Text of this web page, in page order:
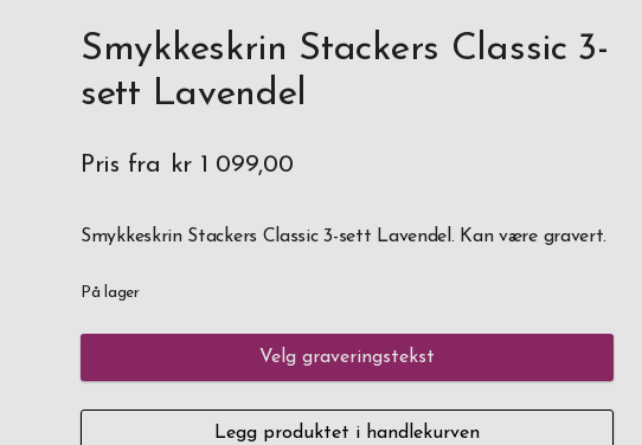
Smykkeskrin Stackers Classic 3-
sett Lavendel
Pris fra kr 1 099,00
Smykkeskrin Stackers Classic 3-sett Lavendel. Kan være gravert.
På lager
Velg graveringstekst
Legg produktet i handlekurven